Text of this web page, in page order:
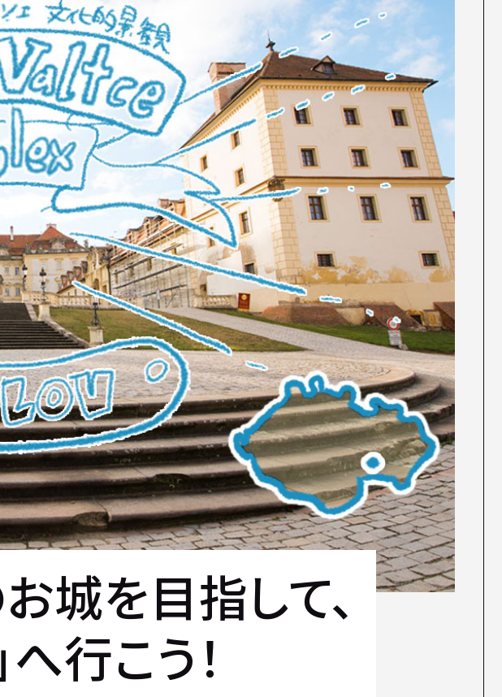
SNS:
城を目指して、
行こう！